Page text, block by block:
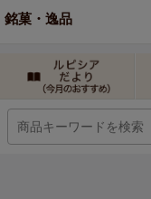
銘菓・逸品